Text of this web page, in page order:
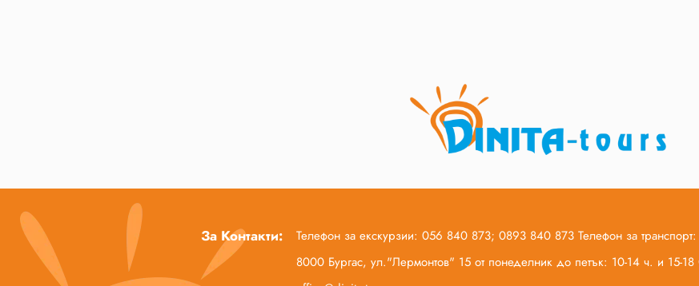
За Контакти:
Телефон за екскурзии: 056 840 873; 0893 840 873 Телефон за
8000 Бургас, ул."Лермонтов" 15 от понеделник до петък: 10-14 ч. и 15-